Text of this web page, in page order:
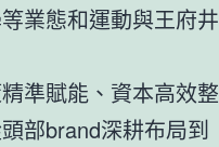
業態和運動與王府井
準賦能、資本高效整
部brand深耕布局到